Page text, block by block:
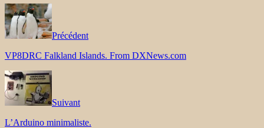
Précédent
VP8DRC Falkland Islands. From DXNews.com
Suivant
L’Arduino minimaliste.